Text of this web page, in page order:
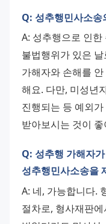
Q: 성추행민사소
A: 성추행으로 인
불법행위가 있은
가해자와 손해를
해요. 다만, 미성년
진행되는 등 예외
받아보시는 것이 좋
Q: 성추행 가해자
성추행민사소송을
A: 네, 가능합니다.
절차로, 형사재판